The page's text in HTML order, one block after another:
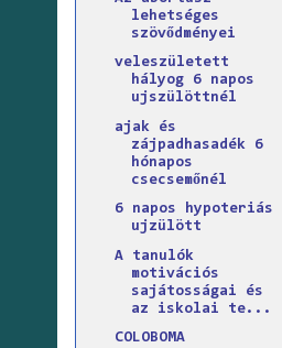
lehetséges
szövődményei
veleszületett
hályog 6 napos
ujszülöttnél
ajak és
zájpadhasadék 6
hónapos
csecsemőnél
6 napos hypoteriás
ujzülött
A tanulók
motivációs
sajátosságai és
az iskolai te...
COLOBOMA